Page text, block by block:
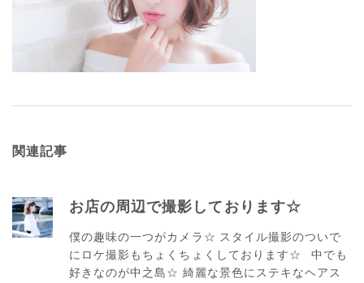
関連記事
お店の周辺で撮影しております☆
僕の趣味の一つがカメラ☆ スタイル撮影のついで
にロケ撮影もちょくちょくしております☆ 中でも
好きなのが中之島☆ 綺麗な景色にステキなヘアス